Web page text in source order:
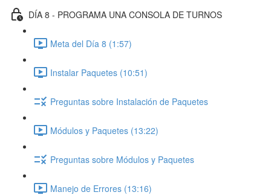
DÍA 8 - PROGRAMA UNA CONSOLA DE TURNOS
Meta del Día 8 (1:57)
Instalar Paquetes (10:51)
Preguntas sobre Instalación de Paquetes
Módulos y Paquetes (13:22)
Preguntas sobre Módulos y Paquetes
Manejo de Errores (13:16)